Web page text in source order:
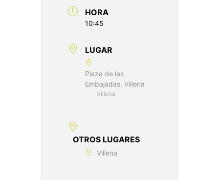
HORA
10:45
LUGAR
Plaza de las
Embajadas, Villena
Villena
OTROS LUGARES
Villena